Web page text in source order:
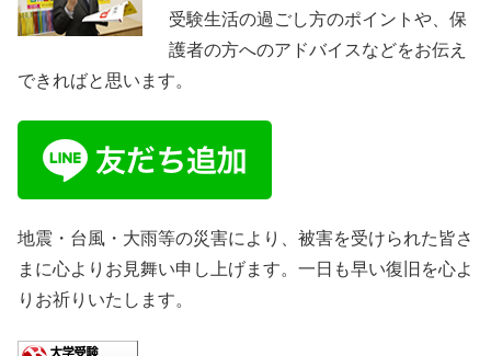
受験生活の過ごし方のポイントや、保
護者の方へのアドバイスなどをお伝え
できればと思います。
地震・台風・大雨等の災害により、被害を受けられた皆さ
まに心よりお見舞い申し上げます。一日も早い復旧を心よ
りお祈りいたします。